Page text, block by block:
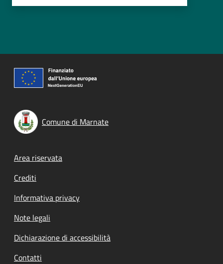
Comune di Marnate
Footer menu
Area riservata
Crediti
Informativa privacy
Note legali
Dichiarazione di accessibilità
Contatti